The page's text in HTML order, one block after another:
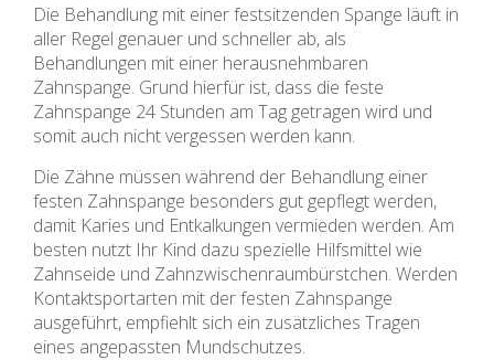
Die Behandlung mit einer festsitzenden Spange läuft in
aller Regel genauer und schneller ab, als
Behandlungen mit einer herausnehmbaren
Zahnspange. Grund hierfür ist, dass die feste
Zahnspange 24 Stunden am Tag getragen wird und
somit auch nicht vergessen werden kann.
Die Zähne müssen während der Behandlung einer
festen Zahnspange besonders gut gepflegt werden,
damit Karies und Entkalkungen vermieden werden. Am
besten nutzt Ihr Kind dazu spezielle Hilfsmittel wie
Zahnseide und Zahnzwischenraumbürstchen. Werden
Kontaktsportarten mit der festen Zahnspange
ausgeführt, empfiehlt sich ein zusätzliches Tragen
eines angepassten Mundschutzes.